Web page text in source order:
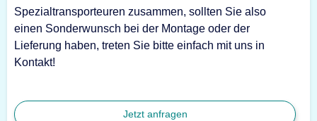
Spezialtransporteuren zusammen, sollten Sie also
einen Sonderwunsch bei der Montage oder der
Lieferung haben, treten Sie bitte einfach mit uns in
Kontakt!
Jetzt anfragen